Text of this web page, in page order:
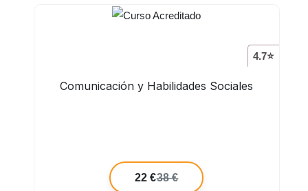
4.7⭐
Comunicación y Habilidades Sociales
22 €38 €